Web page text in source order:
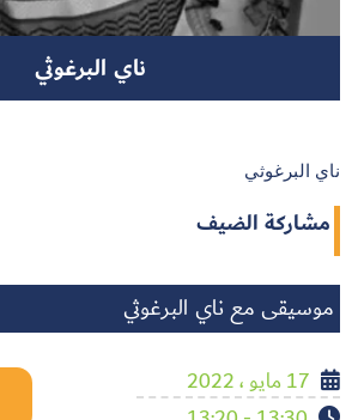
سجل الآن
EN
ناي البرغوثي
ناي البرغوثي
مشاركة الضيف
موسيقى مع ناي البرغوثي
17 مايو ، 2022